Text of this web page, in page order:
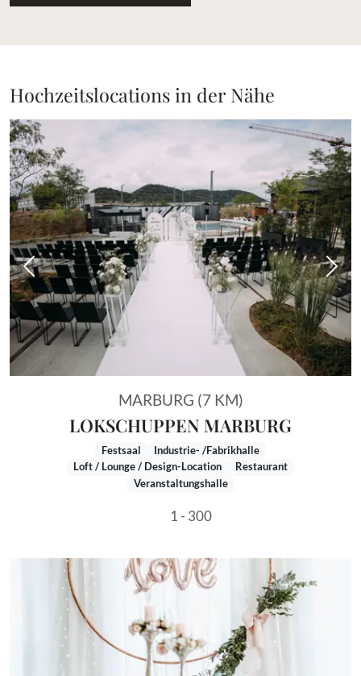
Hochzeitslocations in der Nähe
Vorheriges Bild
MARBURG (7 KM)
LOKSCHUPPEN MARBURG
Festsaal
Industrie- /Fabrikhalle
Loft / Lounge / Design-Location
Restaurant
Veranstaltungshalle
1 - 300